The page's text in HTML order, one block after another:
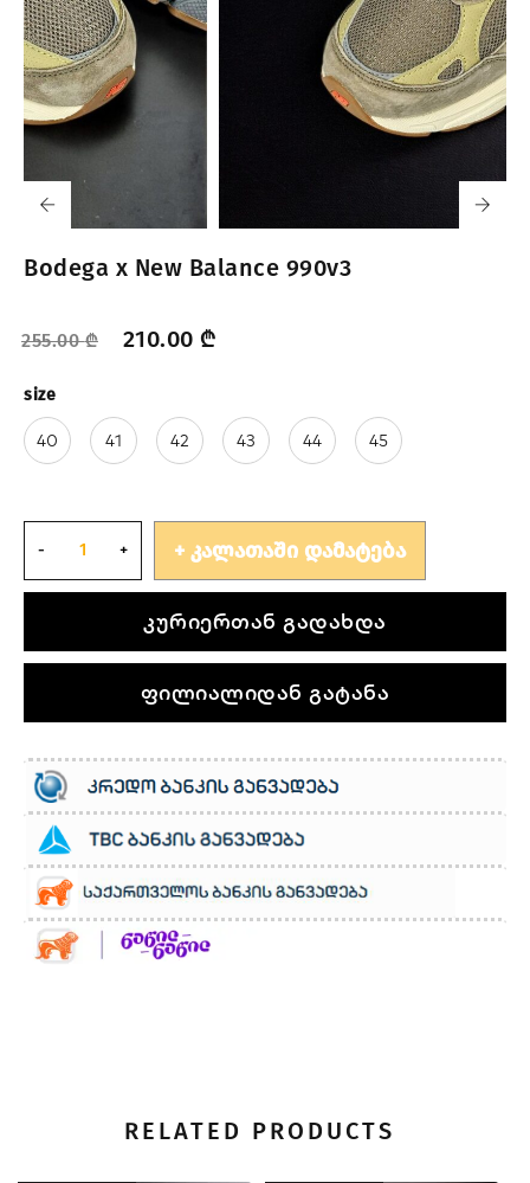
Bodega x New Balance 990v3
255.00₾ 210.00 ₾
size
40 41 42 43 44 45
ᲙᲐᲚᲐᲗᲐᲨᲘ ᲓᲐᲛᲐᲢᲔᲑᲐ
კურიერთან გადახდა
ფილიალიდან გატანა
RELATED PRODUCTS